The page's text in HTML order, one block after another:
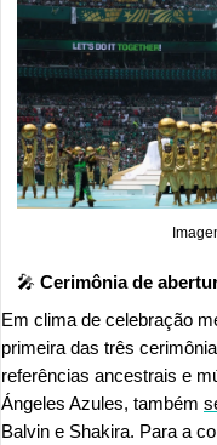
🎤 Cerimônia de
Em clima de celebração
primeira das três
referências ancestrais e
Ángeles Azules, também
Balvin e Shakira. Para a